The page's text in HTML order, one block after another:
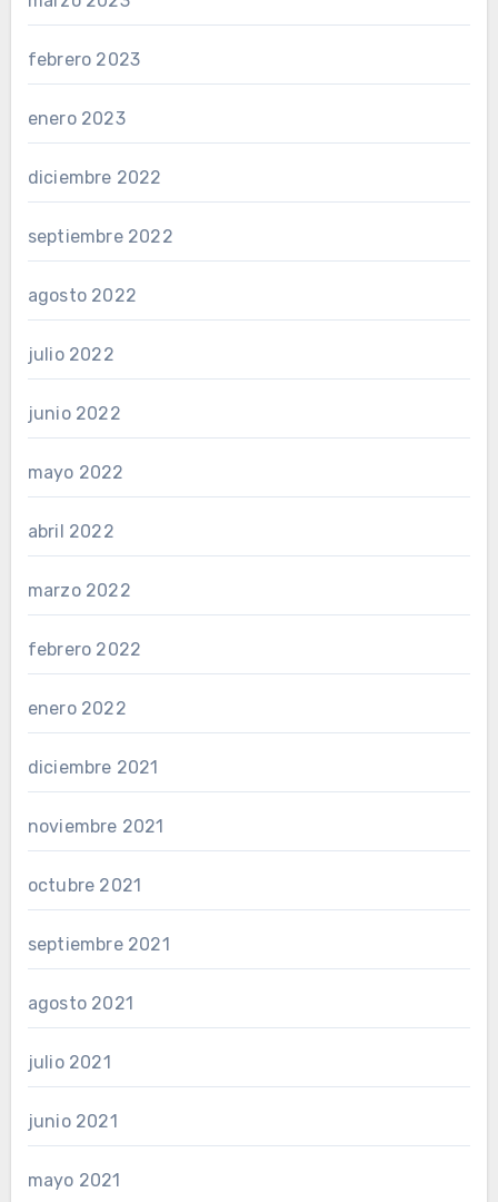
febrero 2023
enero 2023
diciembre 2022
septiembre 2022
agosto 2022
julio 2022
junio 2022
mayo 2022
abril 2022
marzo 2022
febrero 2022
enero 2022
diciembre 2021
noviembre 2021
octubre 2021
septiembre 2021
agosto 2021
julio 2021
junio 2021
mayo 2021